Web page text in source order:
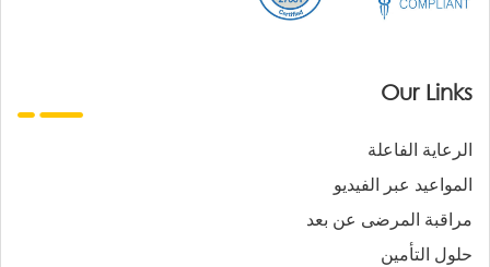
Our Links
الرعاية الفاعلة
المواعيد عبر الفيديو
مراقبة المرضى عن بعد
حلول التأمين